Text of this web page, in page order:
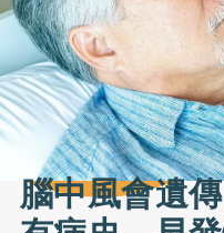
腦中風會遺